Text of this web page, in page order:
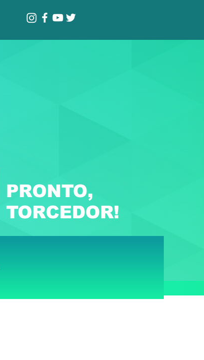
PRONTO,
TORCEDOR!